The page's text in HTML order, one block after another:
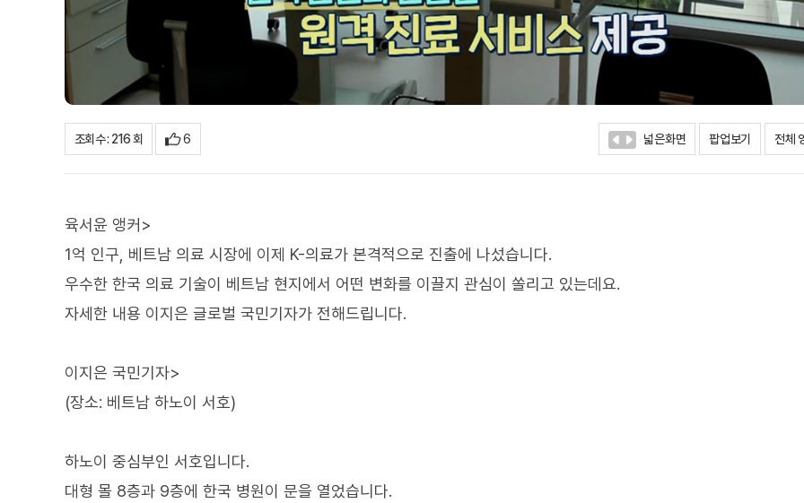
조회수 : 216 회 6 넓은화면 팝업보기 전체
육서윤 앵커>
1억 인구, 베트남 의료 시장에 이제 K-의료가 본격적으로 진출에 나섰습니다.
우수한 한국 의료 기술이 베트남 현지에서 어떤 변화를 이끌지 관심이 쏠리고 있는데요.
자세한 내용 이지은 글로벌 국민기자가 전해드립니다.
이지은 국민기자>
(장소: 베트남 하노이 서호)
하노이 중심부인 서호입니다.
대형 몰 8층과 9층에 한국 병원이 문을 열었습니다.